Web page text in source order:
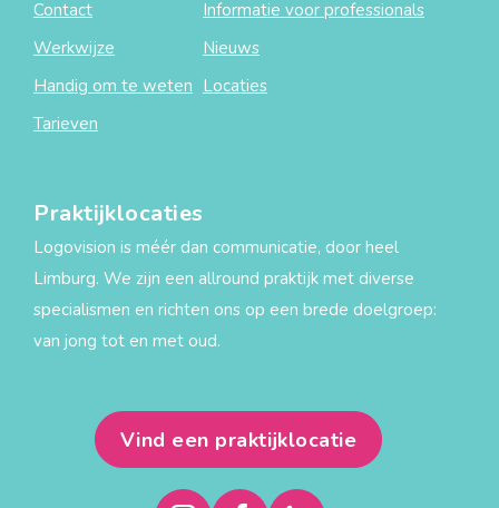
Contact
Werkwijze
Handig om te weten
Tarieven
Informatie voor professionals
Nieuws
Locaties
Praktijklocaties
Logovision is méér dan communicatie, door heel
Limburg. We zijn een allround praktijk met diverse
specialismen en richten ons op een brede doelgroep:
van jong tot en met oud.
Vind een praktijklocatie